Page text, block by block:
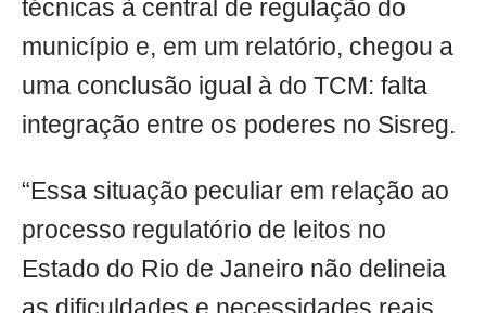
técnicas à central de regulação do
município e, em um relatório, chegou a
uma conclusão igual à do TCM: falta
integração entre os poderes no Sisreg.
“Essa situação peculiar em relação ao
processo regulatório de leitos no
Estado do Rio de Janeiro não delineia